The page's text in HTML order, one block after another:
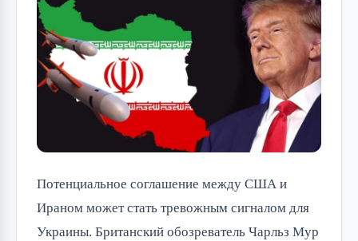
Потенциальное соглашение между США и
Ираном может стать тревожным сигналом для
Украины. Британский обозреватель Чарльз Мур